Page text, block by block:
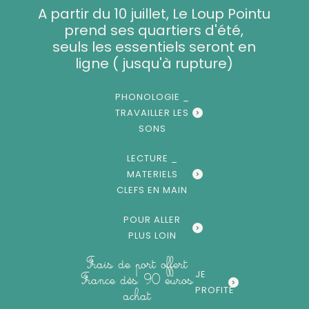
A partir du 10 juillet, Le Loup Pointu
prend ses quartiers d'été,
seuls les essentiels seront en
ligne ( jusqu'à rupture)
PHONOLOGIE _
TRAVAILLER LES
SONS
LECTURE _
MATERIELS
CLEFS EN MAIN
POUR ALLER
PLUS LOIN
Frais de port offert
France dès 90 euros
achat
JE
PROFITE